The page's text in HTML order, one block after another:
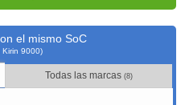
el mismo SoC
Kirin 9000)
Todas las marcas(8)